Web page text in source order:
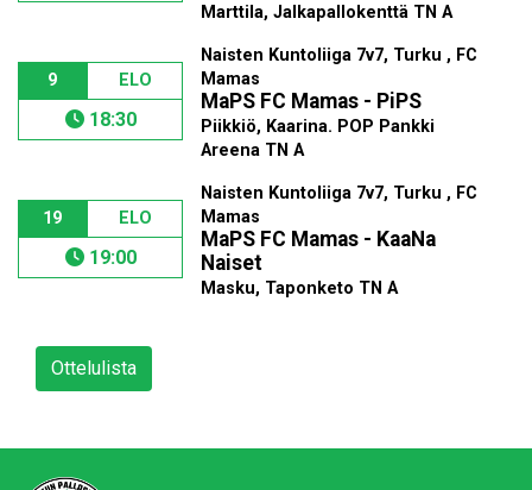
Marttila, Jalkapallokenttä TN A
9 ELO
18:30
Naisten Kuntoliiga 7v7, Turku , FC
Mamas
MaPS FC Mamas - PiPS
Piikkiö, Kaarina. POP Pankki
Areena TN A
19 ELO
19:00
Naisten Kuntoliiga 7v7, Turku , FC
Mamas
MaPS FC Mamas - KaaNa
Naiset
Masku, Taponketo TN A
Ottelulista